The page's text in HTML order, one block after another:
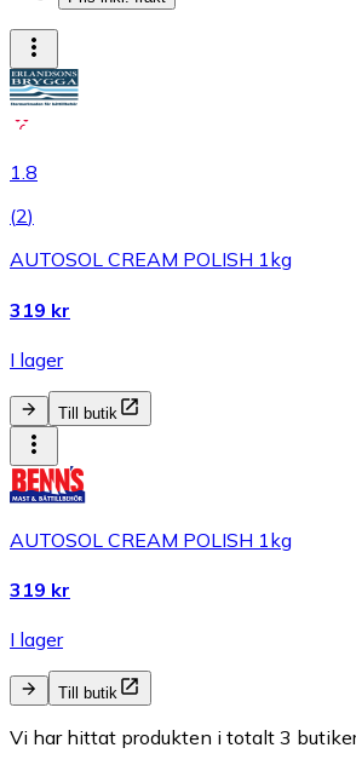
1.8
(2)
AUTOSOL CREAM POLISH 1kg
319 kr
I lager
Till butik
AUTOSOL CREAM POLISH 1kg
319 kr
I lager
Till butik
Vi har hittat produkten i totalt 3